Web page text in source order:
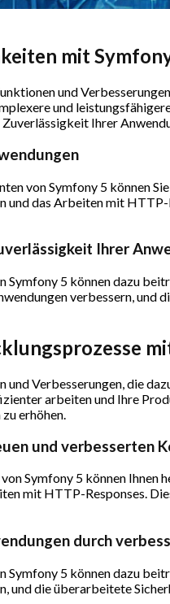
mit
und
und
Ihrer
von Symfony 5 können
das Arbeiten mit
Ihrer
Symfony 5 können dazu
verbessern,
und Verbesserungen, die
arbeiten und Ihre
erhöhen.
und verbesserten
Symfony 5 können
mit HTTP-Responses.
durch
Symfony 5 können dazu
und die überarbeitete